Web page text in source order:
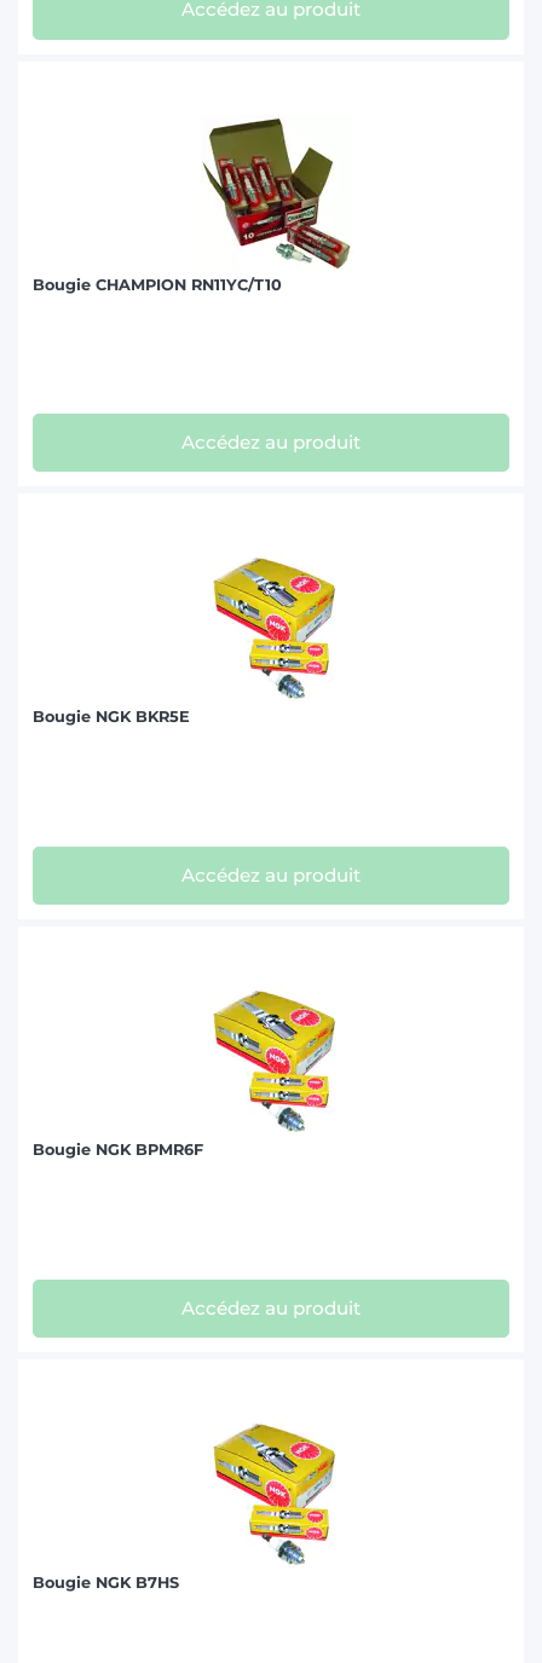
Accédez au produit
Bougie CHAMPION RN11YC/T10
Accédez au produit
Bougie NGK BKR5E
Accédez au produit
Bougie NGK BPMR6F
Accédez au produit
Bougie NGK B7HS